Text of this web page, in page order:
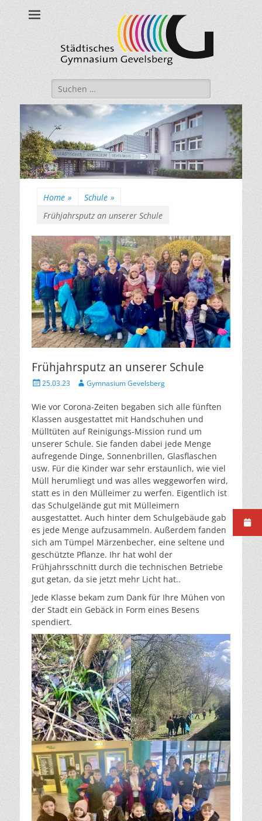
Städtisches
Gymnasium
Gevelsberg
Suche
nach:
Home » Schule »
Frühjahrsputz an unserer Schule
Frühjahrsputz an unserer Schule
Veröffentlicht
25.03.23 AutorGymnasium Gevelsberg
Wie vor Corona-Zeiten begaben sich alle fünften
Klassen ausgestattet mit Handschuhen und
Mülltüten auf Reinigungs-Mission rund um
unserer Schule. Sie fanden dabei jede Menge
aufregende Dinge, Sonnenbrillen, Glasflaschen
usw. Für die Kinder war sehr erstaunlich, wie viel
Müll herumliegt und was alles weggeworfen wird,
statt es in den Mülleimer zu werfen. Eigentlich ist
das Schulgelände gut mit Mülleimern
ausgestattet. Auch hinter dem Schulgebäude gab
es jede Menge aufzusammeln. Außerdem fanden
sich am Tümpel Märzenbecher, eine seltene und
geschützte Pflanze. Ihr hat wohl der
Frühjahrsschnitt durch die technischen Betriebe
gut getan, da sie jetzt mehr Licht hat..
Jede Klasse bekam zum Dank für Ihre Mühen von
der Stadt ein Gebäck in Form eines Besens
spendiert.